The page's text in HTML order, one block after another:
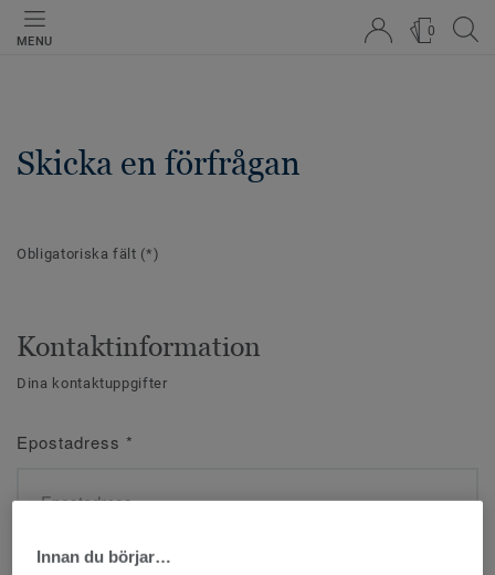
MENU
0
Skicka en förfrågan
Obligatoriska fält (*)
Kontaktinformation
Dina kontaktuppgifter
Epostadress *
Innan du börjar…